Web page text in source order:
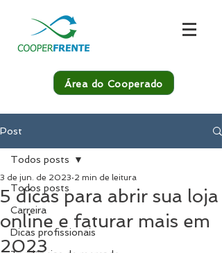
Área do Cooperado
Post
Todos posts
Carreira
Dicas profissionais
Todos posts
5 dicas para abrir sua loja
online e faturar mais em
2023
3 de jun. de 2023 2 min de leitura